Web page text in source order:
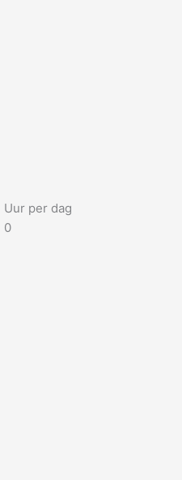
Uur per dag
0